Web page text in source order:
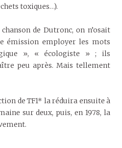
toxiques…).
de Dutronc, on n’osait
émission employer les mots
», « écologiste » ; ils
peu après. Mais tellement
de TF1* la réduira ensuite à
sur deux, puis, en 1978, la